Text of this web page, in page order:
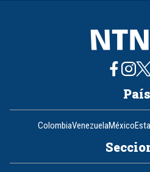
País
ColombiaVenezuelaMéxico